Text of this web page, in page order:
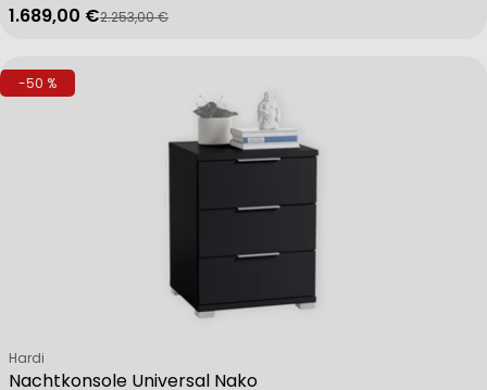
Verkaufspreis
1.689,00 €
Regulärer Preis
2.253,00 €
-50 %
Nachtkonsole Universal Nako
Verkäufer:
Hardi